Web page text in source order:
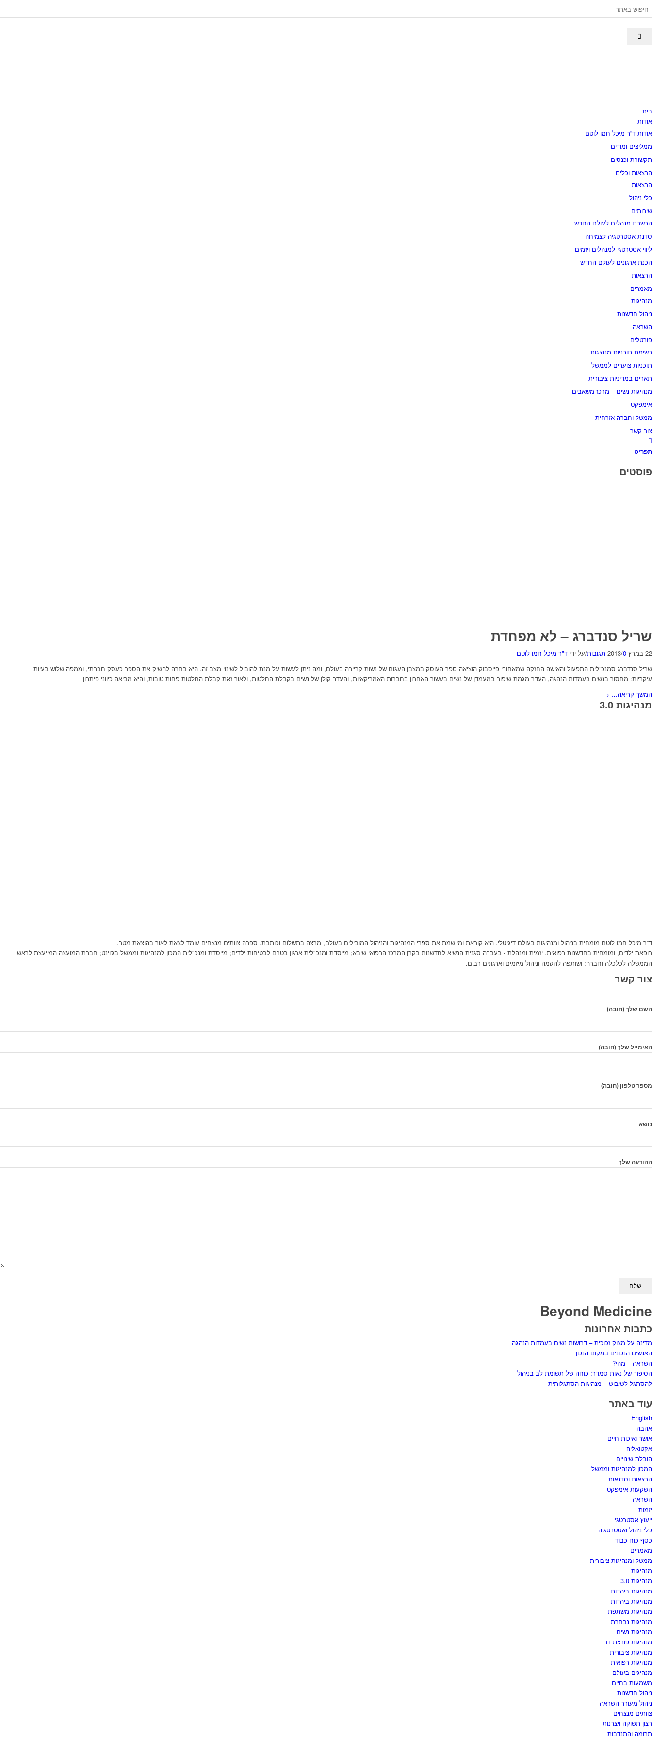
בית
אודות
אודות ד”ר מיכל חמו לוטם
ממליצים ומודים
תקשורת וכנסים
הרצאות וכלים
הרצאות
כלי ניהול
שירותים
הכשרת מנהלים לעולם החדש
סדנת אסטרטגיה לצמיחה
ליווי אסטרטגי למנהלים ויזמים
הכנת ארגונים לעולם החדש
הרצאות
מאמרים
מנהיגות
ניהול חדשנות
השראה
פורטלים
רשימת תוכניות מנהיגות
תוכניות צוערים לממשל
תארים במדיניות ציבורית
מנהיגות נשים – מרכז משאבים
אימפקט
ממשל וחברה אזרחית
צור קשר
תפריט
פוסטים
שריל סנדברג – לא מפחדת
22 במרץ 2013 /0 תגובות /על ידי ד"ר מיכל חמו לוטם
שריל סנדברג סמנכ”לית התפעול והאישה החזקה שמאחורי פייסבוק הוציאה ספר העוסק במצבן העגום של נשות קריירה בעולם, ומה ניתן לעשות על מנת להוביל לשינוי מצב זה. היא בחרה להשיק את הספר כעסק חברתי, וממפה שלוש בעיות
עיקריות: מחסור בנשים בעמדות הנהגה, העדר מגמת שיפור במעמדן של נשים בעשור האחרון בחברות האמריקאיות, והעדר קולן של נשים בקבלת החלטות, ולאור זאת קבלת החלטות פחות טובות, והיא מביאה כיווני פיתרון
המשך קריאה… →
מנהיגות 3.0
ד”ר מיכל חמו לוטם מומחית בניהול ומנהיגות בעולם דיגיטלי. היא קוראת ומיישמת את ספרי המנהיגות והניהול המובילים בעולם, מרצה בתשלום וכותבת. ספרה צוותים מנצחים עומד לצאת לאור בהוצאת מטר.
רופאת ילדים, ומומחית בחדשנות רפואית. יזמית ומנהלת - בעברה סגנית הנשיא לחדשנות בקרן המרכז הרפואי שיבא; מייסדת ומנכ"לית ארגון בטרם לבטיחות ילדים; מייסדת ומנכ"לית המכון למנהיגות וממשל בג'וינט; חברת המועצה המייעצת לראש
הממשלה לכלכלה וחברה; ושותפה להקמה וניהול מיזמים וארגונים רבים.
צור קשר
השם שלך (חובה)
האימייל שלך (חובה)
מספר טלפון (חובה)
נושא
ההודעה שלך
Beyond Medicine
כתבות אחרונות
מדינה על מצוק זכוכית – דרושות נשים בעמדות הנהגה
האנשים הנכונים במקום הנכון
השראה – מהי?
הסיפור של נאות סמדר: כוחה של תשומת לב בניהול
להסתגל לשיבוש – מנהיגות הסתגלותית
עוד באתר
English
אהבה
אושר ואיכות חיים
אקטואליה
הובלת שינויים
המכון למנהיגות וממשל
הרצאות וסדנאות
השקעות אימפקט
השראה
יזמות
ייעוץ אסטרטגי
כלי ניהול ואסטרטגיה
כסף כוח כבוד
מאמרים
ממשל ומנהיגות ציבורית
מנהיגות
מנהיגות 3.0
מנהיגות ביהדות
מנהיגות ביהדות
מנהיגות משתפת
מנהיגות נבחרת
מנהיגות נשים
מנהיגות פורצת דרך
מנהיגות ציבורית
מנהיגות רפואית
מנהיגים בעולם
משמעות בחיים
ניהול חדשנות
ניהול מעורר השראה
צוותים מנצחים
רצון תשוקה ויצרנות
תרומה והתנדבות